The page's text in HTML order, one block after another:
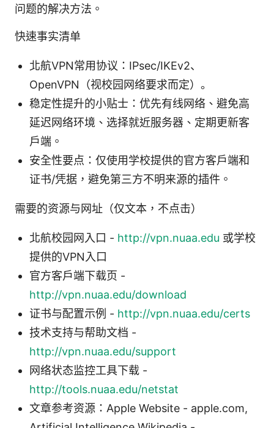
问题的解决方法。
快速事实清单
北航VPN常用协议：IPsec/IKEv2、
OpenVPN（视校园网络要求而定）。
稳定性提升的小贴士：优先有线网络、避免高
延迟网络环境、选择就近服务器、定期更新客
户端。
安全性要点：仅使用学校提供的官方客户端和
证书/凭据，避免第三方不明来源的插件。
需要的资源与网址（仅文本，不点击）
北航校园网入口 - http://vpn.nuaa.edu 或学校
提供的VPN入口
官方客户端下载页 -
http://vpn.nuaa.edu/download
证书与配置示例 - http://vpn.nuaa.edu/certs
技术支持与帮助文档 -
http://vpn.nuaa.edu/support
网络状态监控工具下载 -
http://tools.nuaa.edu/netstat
文章参考资源：Apple Website - apple.com,